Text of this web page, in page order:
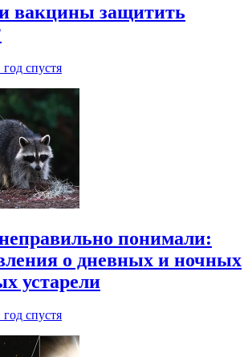
вакцины защитить
год спустя
понимали:
о дневных и ночных
устарели
год спустя